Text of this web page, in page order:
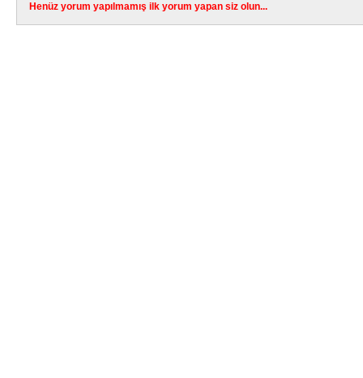
Henüz yorum yapılmamış ilk yorum yapan siz olun...